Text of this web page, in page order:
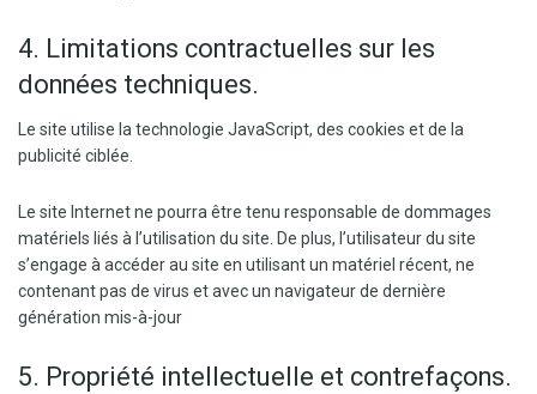
4. Limitations contractuelles sur les
données techniques.
Le site utilise la technologie JavaScript, des cookies et de la
publicité ciblée.
Le site Internet ne pourra être tenu responsable de dommages
matériels liés à l’utilisation du site. De plus, l’utilisateur du site
s’engage à accéder au site en utilisant un matériel récent, ne
contenant pas de virus et avec un navigateur de dernière
génération mis-à-jour
5. Propriété intellectuelle et contrefaçons.